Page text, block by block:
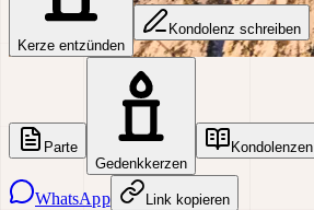
Kerze entzünden
Kondolenz schreiben
Parte
Gedenkkerzen
Kondolenzen
WhatsApp Link kopieren